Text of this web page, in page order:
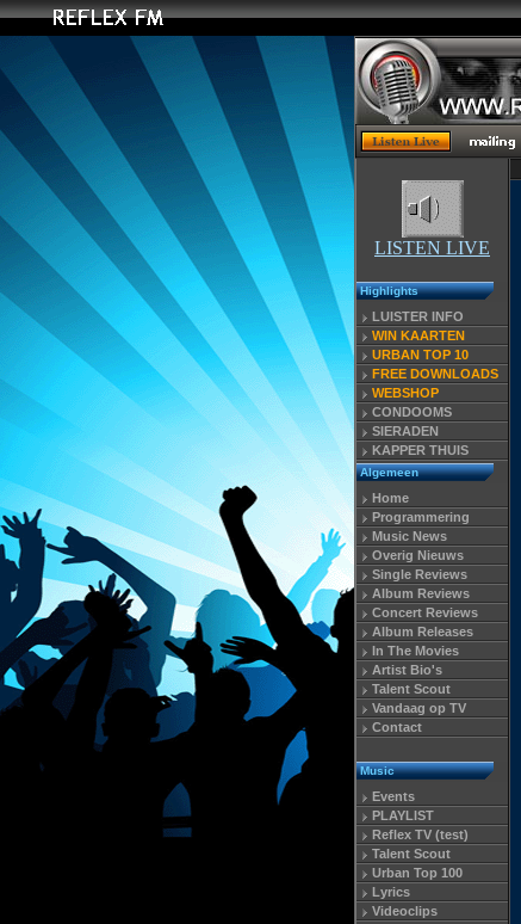
LISTEN LIVE
Highlights
LUISTER INFO
WIN KAARTEN
URBAN TOP 10
FREE DOWNLOADS
WEBSHOP
CONDOOMS
SIERADEN
KAPPER THUIS
Algemeen
Home
Programmering
Music News
Overig Nieuws
Single Reviews
Album Reviews
Concert Reviews
Album Releases
In The Movies
Artist Bio's
Talent Scout
Vandaag op TV
Contact
Music
Events
PLAYLIST
Reflex TV (test)
Talent Scout
Urban Top 100
Lyrics
Videoclips